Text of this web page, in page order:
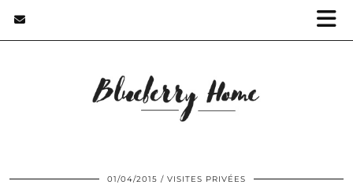
01/04/2015 VISITES PRIVÉES